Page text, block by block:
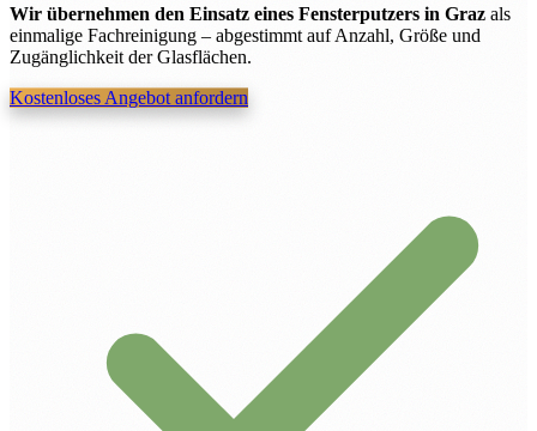
Wir übernehmen den Einsatz eines Fensterputzers in Graz als
einmalige Fachreinigung – abgestimmt auf Anzahl, Größe und
Zugänglichkeit der Glasflächen.
Kostenloses Angebot anfordern